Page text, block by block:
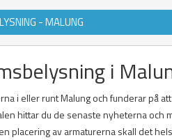
- MALUNG
i
i eller runt Malung och funderar på
hittar du de senaste nyheterna och
placering av armaturerna skall det